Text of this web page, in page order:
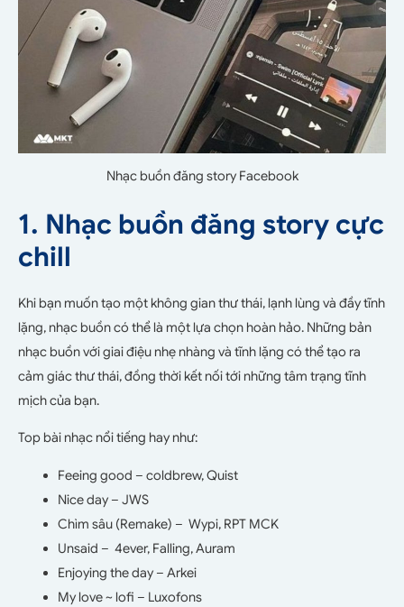
Nhạc buồn đăng story Facebook
1. Nhạc buồn đăng story cực
chill
Khi bạn muốn tạo một không gian thư thái, lạnh lùng và đầy tĩnh
lặng, nhạc buồn có thể là một lựa chọn hoàn hảo. Những bản
nhạc buồn với giai điệu nhẹ nhàng và tĩnh lặng có thể tạo ra
cảm giác thư thái, đồng thời kết nối tới những tâm trạng tĩnh
mịch của bạn.
Top bài nhạc nổi tiếng hay như:
Feeing good – coldbrew, Quist
Nice day – JWS
Chìm sâu (Remake) – Wypi, RPT MCK
Unsaid – 4ever, Falling, Auram
Enjoying the day – Arkei
My love ~ lofi – Luxofons